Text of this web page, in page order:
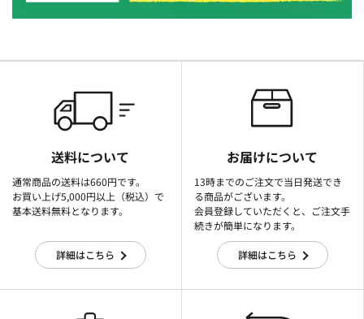
送料について
通常商品の送料は660円です。
お買い上げ5,000円以上（税込）で
基本送料無料となります。
詳細はこちら
お届けについて
13時までのご注文で当日発送でき
る商品がございます。
会員登録していただくと、ご注文手
続きが簡単になります。
詳細はこちら